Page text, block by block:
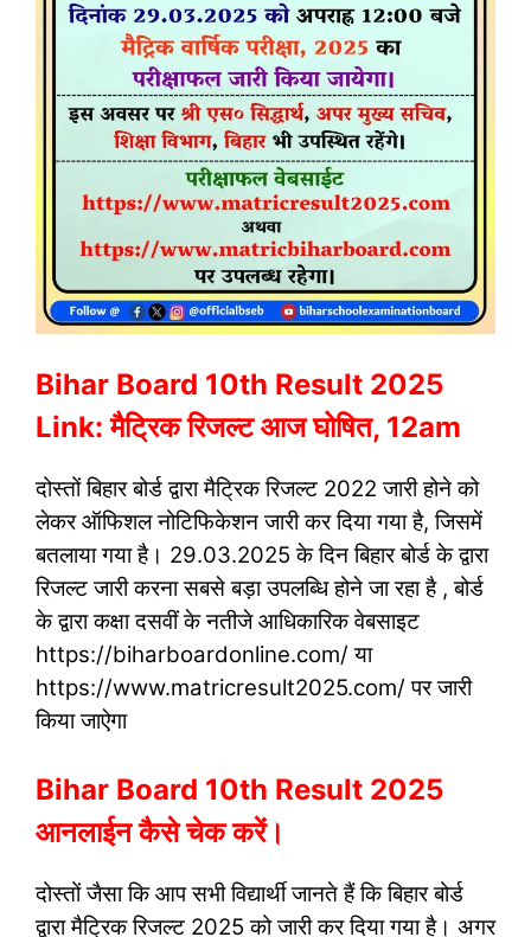
Bihar Board 10th Result 2025
Link: मैट्रिक रिजल्ट आज घोषित, 12am
दोस्तों बिहार बोर्ड द्वारा मैट्रिक रिजल्ट 2022 जारी होने को
लेकर ऑफिशल नोटिफिकेशन जारी कर दिया गया है, जिसमें
बतलाया गया है। 29.03.2025 के दिन बिहार बोर्ड के द्वारा
रिजल्ट जारी करना सबसे बड़ा उपलब्धि होने जा रहा है , बोर्ड
के द्वारा कक्षा दसवीं के नतीजे आधिकारिक वेबसाइट
https://biharboardonline.com/ या
https://www.matricresult2025.com/ पर जारी
किया जाऐगा
Bihar Board 10th Result 2025
आनलाईन कैसे चेक करें।
दोस्तों जैसा कि आप सभी विद्यार्थी जानते हैं कि बिहार बोर्ड
द्वारा मैट्रिक रिजल्ट 2025 को जारी कर दिया गया है। अगर